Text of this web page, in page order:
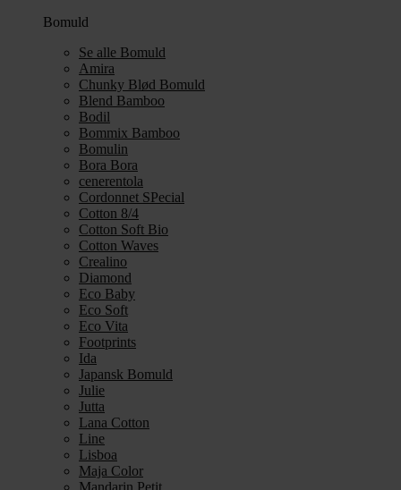
Bomuld
Se alle Bomuld
Amira
Chunky Blød Bomuld
Blend Bamboo
Bodil
Bommix Bamboo
Bomulin
Bora Bora
cenerentola
Cordonnet SPecial
Cotton 8/4
Cotton Soft Bio
Cotton Waves
Crealino
Diamond
Eco Baby
Eco Soft
Eco Vita
Footprints
Ida
Japansk Bomuld
Julie
Jutta
Lana Cotton
Line
Lisboa
Maja Color
Mandarin Petit